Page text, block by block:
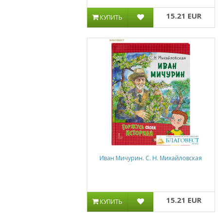
КУПИТЬ 15.21 EUR
Иван Мичурин. С. Н. Михайловская
КУПИТЬ 15.21 EUR